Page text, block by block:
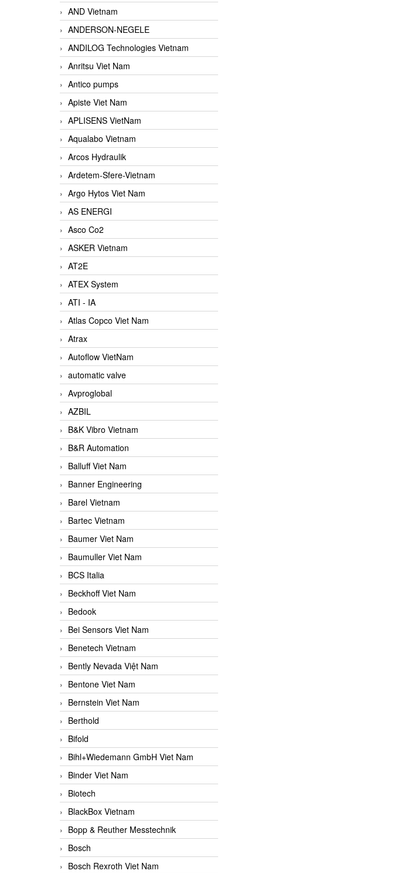
AND Vietnam
ANDERSON-NEGELE
ANDILOG Technologies Vietnam
Anritsu Viet Nam
Antico pumps
Apiste Viet Nam
APLISENS VietNam
Aqualabo Vietnam
Arcos Hydraulik
Ardetem-Sfere-Vietnam
Argo Hytos Viet Nam
AS ENERGI
Asco Co2
ASKER Vietnam
AT2E
ATEX System
ATI - IA
Atlas Copco Viet Nam
Atrax
Autoflow VietNam
automatic valve
Avproglobal
AZBIL
B&K Vibro Vietnam
B&R Automation
Balluff Viet Nam
Banner Engineering
Barel Vietnam
Bartec Vietnam
Baumer Viet Nam
Baumuller Viet Nam
BCS Italia
Beckhoff Viet Nam
Bedook
Bei Sensors Viet Nam
Benetech Vietnam
Bently Nevada Việt Nam
Bentone Viet Nam
Bernstein Viet Nam
Berthold
Bifold
Bihl+Wiedemann GmbH Viet Nam
Binder Viet Nam
Biotech
BlackBox Vietnam
Bopp & Reuther Messtechnik
Bosch
Bosch Rexroth Viet Nam